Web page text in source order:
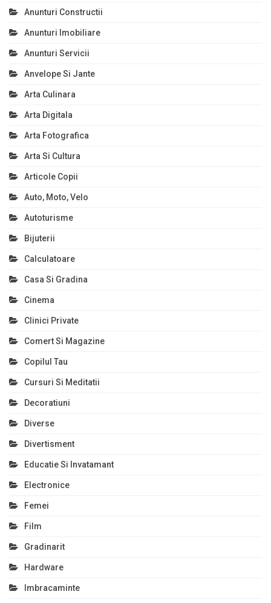
Anunturi Constructii
Anunturi Imobiliare
Anunturi Servicii
Anvelope Si Jante
Arta Culinara
Arta Digitala
Arta Fotografica
Arta Si Cultura
Articole Copii
Auto, Moto, Velo
Autoturisme
Bijuterii
Calculatoare
Casa Si Gradina
Cinema
Clinici Private
Comert Si Magazine
Copilul Tau
Cursuri Si Meditatii
Decoratiuni
Diverse
Divertisment
Educatie Si Invatamant
Electronice
Femei
Film
Gradinarit
Hardware
Imbracaminte